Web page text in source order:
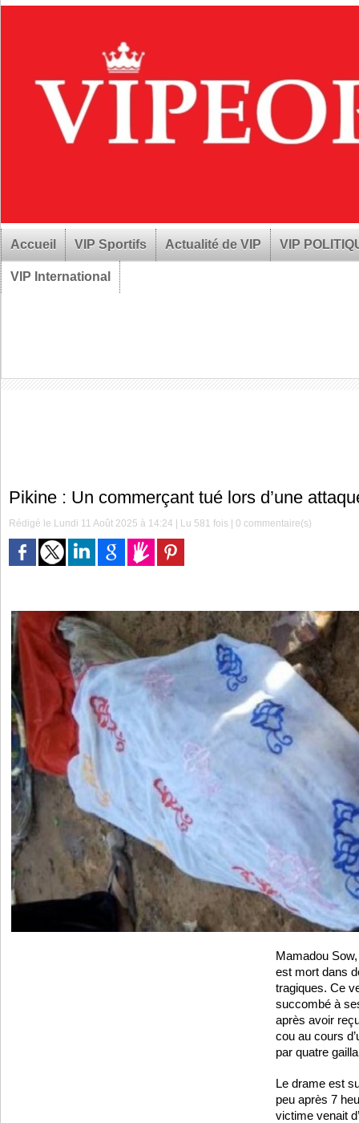
Accueil VIP Sportifs Actualité de VIP VIP
VIP International
Pikine : Un commerçant tué lors d’une
Rédigé le Lundi 11 Août 2025 à 14:24 | Lu 581 fois |0 commentaire(s)
Mamadou
est mort dans
tragiques. Ce
succombé à
après avoir
cou au cours
par quatre
Le drame est
peu après 7
victime venait